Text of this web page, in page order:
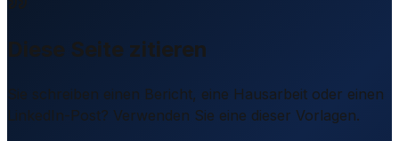
Diese Seite zitieren
Sie schreiben einen Bericht, eine Hausarbeit oder einen
LinkedIn-Post? Verwenden Sie eine dieser Vorlagen.